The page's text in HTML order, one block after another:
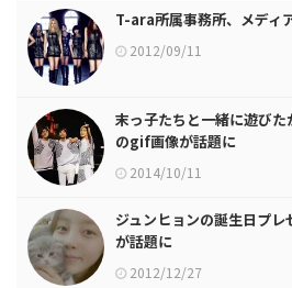
T-ara所属事務所、メディ
2012/09/11
末っ子たちと一緒に遊び
のgif画像が話題に
2014/10/11
ジュンヒョンの誕生日プ
が話題に
2012/12/27